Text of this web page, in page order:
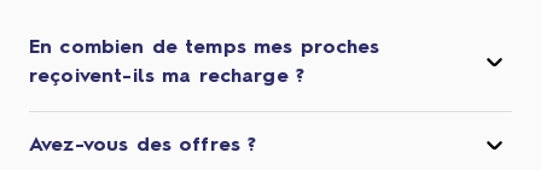
En combien de temps mes proches
reçoivent-ils ma recharge ?
Avez-vous des offres ?